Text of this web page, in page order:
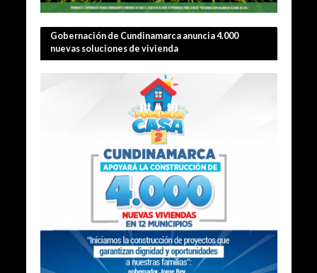
Gobernación de Cundinamarca anuncia 4.000
nuevas soluciones de vivienda